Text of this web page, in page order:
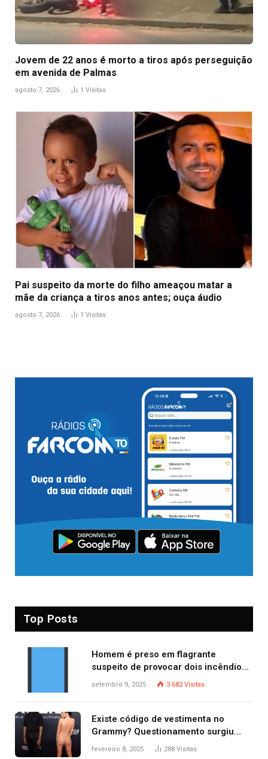
Jovem de 22 anos é morto a tiros após perseguição
em avenida de Palmas
agosto 7, 2026 1 Visitas
Pai suspeito da morte do filho ameaçou matar a
mãe da criança a tiros anos antes; ouça áudio
agosto 7, 2026 1 Visitas
Top Posts
Homem é preso em flagrante
suspeito de provocar dois incêndios
criminosos no mesmo dia
setembro 9, 2025 3.682Visitas
Existe código de vestimenta no
Grammy? Questionamento surgiu
após Bianca Censori, mulher de
fevereiro 8, 2025 288 Visitas